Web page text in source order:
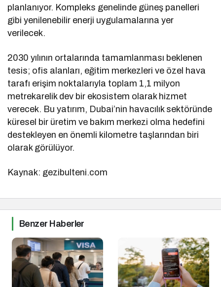
planlanıyor. Kompleks genelinde güneş panelleri
gibi yenilenebilir enerji uygulamalarına yer
verilecek.
2030 yılının ortalarında tamamlanması beklenen
tesis; ofis alanları, eğitim merkezleri ve özel hava
tarafı erişim noktalarıyla toplam 1,1 milyon
metrekarelik dev bir ekosistem olarak hizmet
verecek. Bu yatırım, Dubai’nin havacılık sektöründe
küresel bir üretim ve bakım merkezi olma hedefini
destekleyen en önemli kilometre taşlarından biri
olarak görülüyor.
Kaynak: gezibulteni.com
Benzer Haberler